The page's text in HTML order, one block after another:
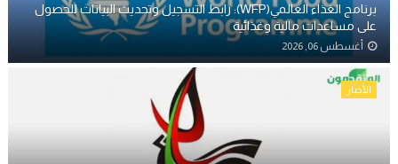
برنامج الغذاء العالمي(WFP): رابط التسجيل وتحديث البيانات للحصول
على مساعدات مالية وغذائية
أغسطس 06, 2026
الأخبار